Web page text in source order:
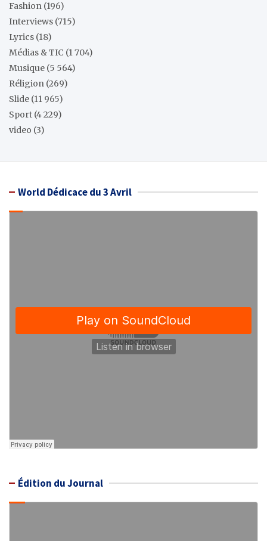
Fashion (196)
Interviews (715)
Lyrics (18)
Médias & TIC (1 704)
Musique (5 564)
Réligion (269)
Slide (11 965)
Sport (4 229)
video (3)
World Dédicace du 3 Avril
Édition du Journal